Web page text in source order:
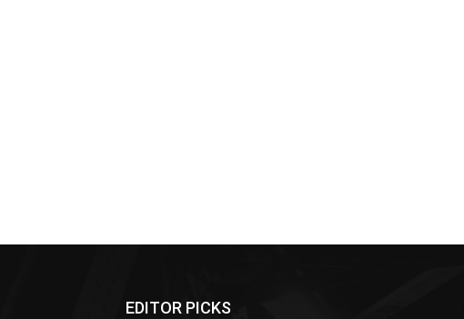
EDITOR PICKS